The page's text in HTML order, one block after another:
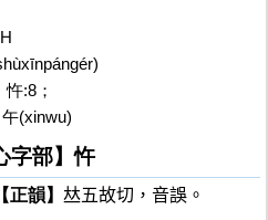
:8；
(xinwu)
字部】忤
【正韻】 𠀤五故切，音誤。